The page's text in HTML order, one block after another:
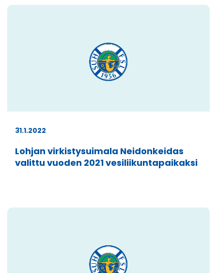
31.1.2022
Lohjan virkistysuimala Neidonkeidas
valittu vuoden 2021 vesiliikuntapaikaksi